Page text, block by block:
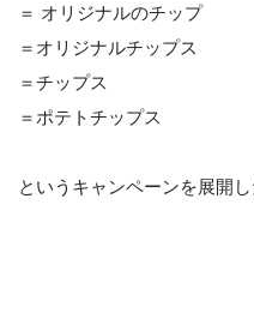
＝ オリジナルのチップ
＝オリジナルチップス
＝チップス
＝ポテトチップス
というキャンペーンを展開し